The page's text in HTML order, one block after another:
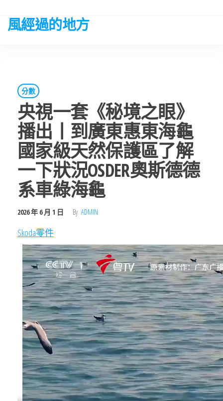
the
風經過的地方
分數
央視一套《秘境之眼》
播出丨到廣東惠東海龜
國家級天然保護區了解
一下狀況OSDER奧斯德德
系車綠海龜
2026 年 6 月 1 日 By ADMIN
Skoda零件